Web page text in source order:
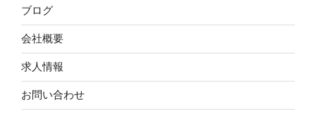
ブログ
会社概要
求人情報
お問い合わせ